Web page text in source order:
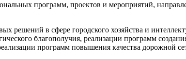
программ, проектов и мероприятий,
решений в сфере городского хозяйства и
благополучия, реализации программ
программ повышения качества дорожной